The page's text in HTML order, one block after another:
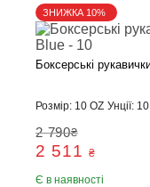
Боксерські
Розмір: 10 OZ Унції: 10
2 790₴
2 511 ₴
Є в наявності
ЗНИЖКА 10%